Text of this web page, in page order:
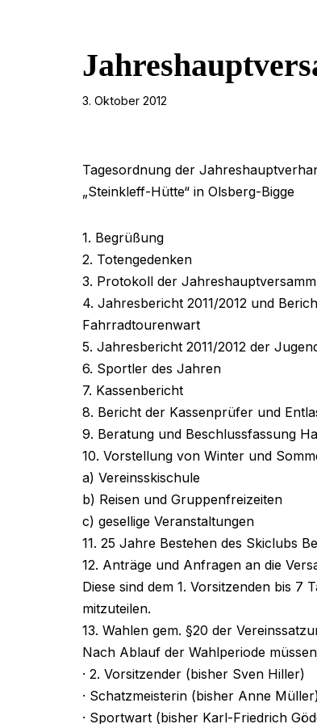
3. Oktober 2012
Tagesordnung der
„Steinkleff-Hütte“ in Olsberg-Bigge
1. Begrüßung
2. Totengedenken
3. Protokoll der
4. Jahresbericht 2011/2012 und
Fahrradtourenwart
5. Jahresbericht 2011/2012 der
6. Sportler des Jahren
7. Kassenbericht
8. Bericht der Kassenprüfer und
9. Beratung und Beschlussfassung
10. Vorstellung von Winter und
a) Vereinsskischule
b) Reisen und Gruppenfreizeiten
c) gesellige Veranstaltungen
11. 25 Jahre Bestehen des Skiclubs
12. Anträge und Anfragen an die
Diese sind dem 1. Vorsitzenden bis 7
mitzuteilen.
13. Wahlen gem. §20 der
Nach Ablauf der Wahlperiode
· 2. Vorsitzender (bisher Sven Hiller)
· Schatzmeisterin (bisher Anne
· Sportwart (bisher Karl-Friedrich